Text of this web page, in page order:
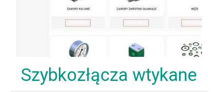
Szybkozłącza wtykane